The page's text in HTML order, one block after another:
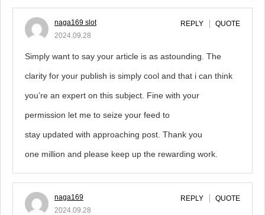
naga169 slot
2024.09.28
REPLY QUOTE
Simply want to say your article is as astounding. The
clarity for your publish is simply cool and that i can think
you’re an expert on this subject. Fine with your
permission let me to seize your feed to
stay updated with approaching post. Thank you
one million and please keep up the rewarding work.
naga169
2024.09.28
REPLY QUOTE